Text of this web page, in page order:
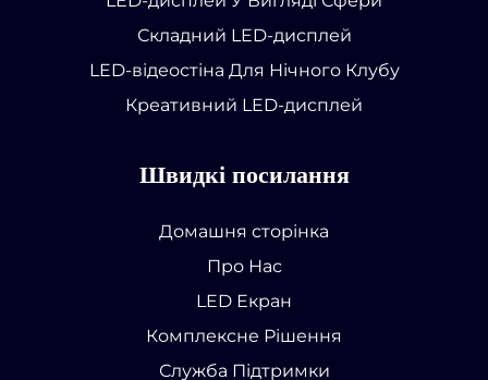
Складний LED-дисплей
LED-відеостіна Для Нічного Клубу
Креативний LED-дисплей
Швидкі посилання
Домашня сторінка
Про Нас
LED Екран
Комплексне Рішення
Служба Підтримки